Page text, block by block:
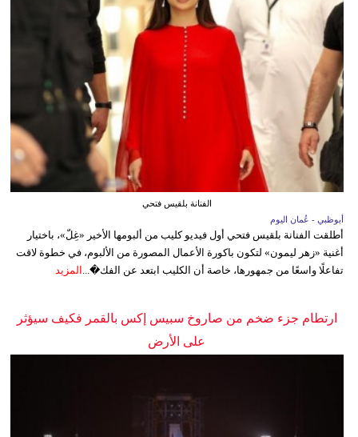
الفنانة بلقيس فتحي
أبوظبي - عُمان اليوم
أطلقت الفنانة بلقيس فتحي أول فيديو كليب من ألبومها الأخير «غِلّ»، باختيار
أغنية «زهر ليمون» لتكون باكورة الأعمال المصورة من الألبوم، في خطوة لاقت
تفاعلًا واسعًا من جمهورها، خاصة أن الكليب ابتعد عن الفك�... المزيد
ارتطام جزء ضخم من صاروخ سبيس إكس بالقمر فكيف سيؤثر
على الأرض